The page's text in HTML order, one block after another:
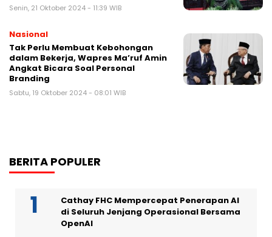
Senin, 21 Oktober 2024 - 11:39 WIB
Nasional
Tak Perlu Membuat Kebohongan
dalam Bekerja, Wapres Ma’ruf Amin
Angkat Bicara Soal Personal
Branding
Sabtu, 19 Oktober 2024 - 08:01 WIB
BERITA POPULER
Cathay FHC Mempercepat Penerapan AI
di Seluruh Jenjang Operasional Bersama
OpenAI